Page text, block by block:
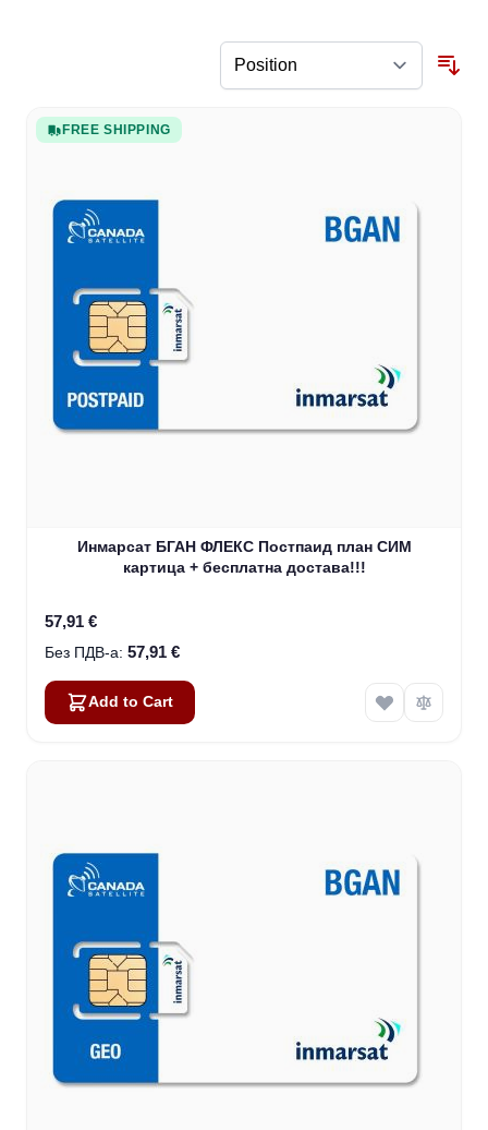
FREE SHIPPING
Инмарсат БГАН ФЛЕКС Постпаид план СИМ
картица + бесплатна достава!!!
57,91 €
57,91 €
Add to Cart